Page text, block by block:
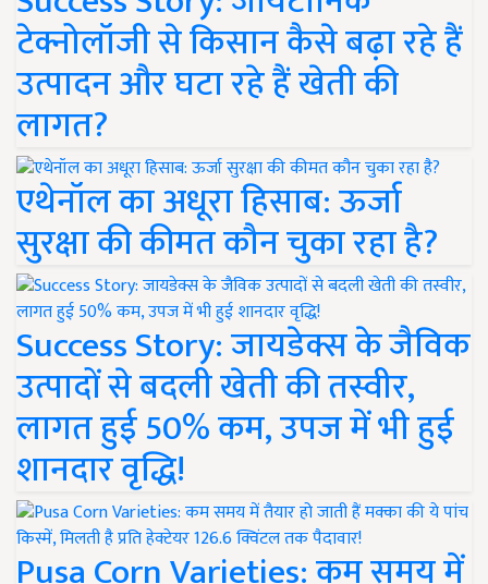
टेक्नोलॉजी से किसान कैसे बढ़ा रहे हैं
उत्पादन और घटा रहे हैं खेती की
लागत?
एथेनॉल का अधूरा हिसाब: ऊर्जा
सुरक्षा की कीमत कौन चुका रहा है?
Success Story: जायडेक्स के जैविक
उत्पादों से बदली खेती की तस्वीर,
लागत हुई 50% कम, उपज में भी हुई
शानदार वृद्धि!